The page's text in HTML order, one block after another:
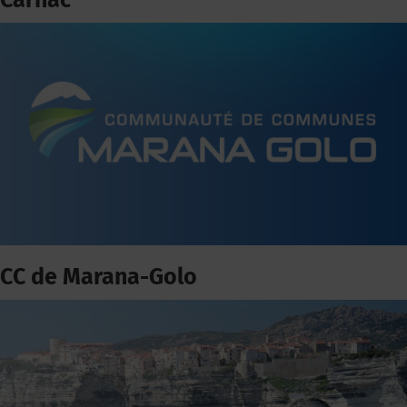
CC de Marana-Golo